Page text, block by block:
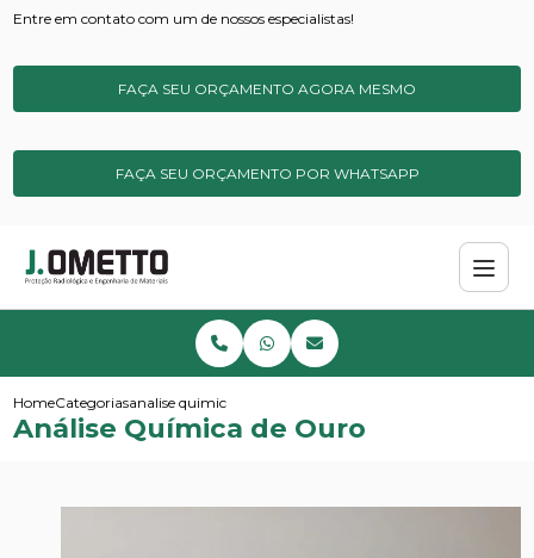
Entre em contato com um de nossos especialistas!
FAÇA SEU ORÇAMENTO AGORA MESMO
FAÇA SEU ORÇAMENTO POR WHATSAPP
HomeCategoriasanalise quimica de ouro
Análise Química de Ouro